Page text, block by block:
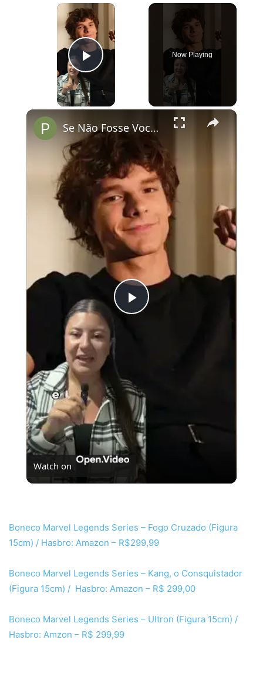
×
Play Video
Now Playing
×
Play
Se Não Fosse Você já está em cartaz nos cinemas!
Watch on
Boneco Marvel Legends Series – Fogo Cruzado (Figura
15cm) / Hasbro: Amazon – R$299,99
Boneco Marvel Legends Series – Kang, o Consquistador
(Figura 15cm) / Hasbro: Amazon – R$ 299,00
Boneco Marvel Legends Series – Ultron (Figura 15cm) /
Hasbro: Amzon – R$ 299,99